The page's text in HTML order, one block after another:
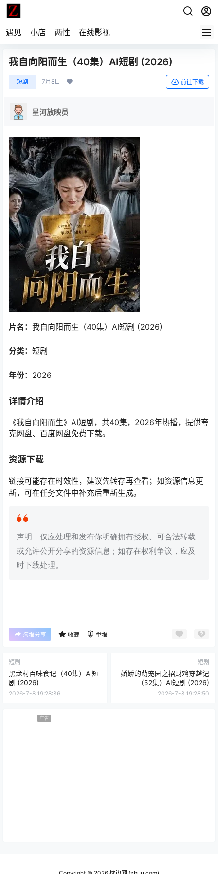
遇见 小店 两性 在线影视
我自向阳而生（40集）AI短剧 (2026)
短剧 7月8日 前往下载
星河放映员
片名： 我自向阳而生（40集）AI短剧 (2026)
分类： 短剧
年份： 2026
详情介绍
《我自向阳而生》AI短剧，共40集，2026年热播，提供夸
克网盘、百度网盘免费下载。
资源下载
链接可能存在时效性，建议先转存再查看；如资源信息更
新，可在任务文件中补充后重新生成。
声明：仅应处理和发布你明确拥有授权、可合法转载
或允许公开分享的资源信息；如存在权利争议，应及
时下线处理。
海报分享 收藏 举报
短剧
黑龙村百味食记（40集）AI短
剧 (2026)
2026-7-8 19:28:36
短剧
娇娇的萌宠园之招财鸡穿越记
（52集）AI短剧 (2026)
2026-7-8 19:28:50
广告